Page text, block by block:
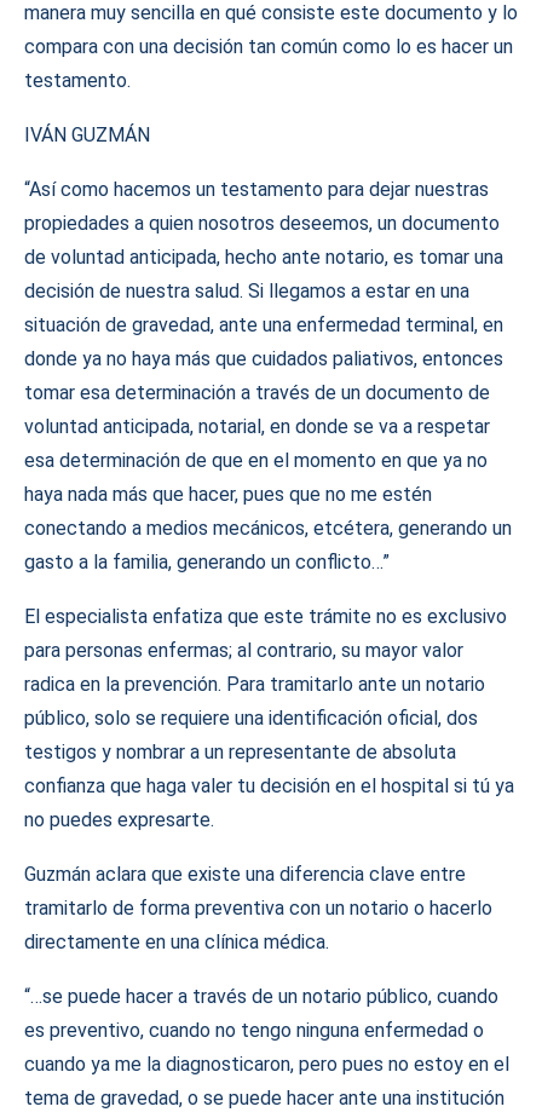
manera muy sencilla en qué consiste este documento y lo
compara con una decisión tan común como lo es hacer un
testamento.
IVÁN GUZMÁN
“Así como hacemos un testamento para dejar nuestras
propiedades a quien nosotros deseemos, un documento
de voluntad anticipada, hecho ante notario, es tomar una
decisión de nuestra salud. Si llegamos a estar en una
situación de gravedad, ante una enfermedad terminal, en
donde ya no haya más que cuidados paliativos, entonces
tomar esa determinación a través de un documento de
voluntad anticipada, notarial, en donde se va a respetar
esa determinación de que en el momento en que ya no
haya nada más que hacer, pues que no me estén
conectando a medios mecánicos, etcétera, generando un
gasto a la familia, generando un conflicto…”
El especialista enfatiza que este trámite no es exclusivo
para personas enfermas; al contrario, su mayor valor
radica en la prevención. Para tramitarlo ante un notario
público, solo se requiere una identificación oficial, dos
testigos y nombrar a un representante de absoluta
confianza que haga valer tu decisión en el hospital si tú ya
no puedes expresarte.
Guzmán aclara que existe una diferencia clave entre
tramitarlo de forma preventiva con un notario o hacerlo
directamente en una clínica médica.
“…se puede hacer a través de un notario público, cuando
es preventivo, cuando no tengo ninguna enfermedad o
cuando ya me la diagnosticaron, pero pues no estoy en el
tema de gravedad, o se puede hacer ante una institución